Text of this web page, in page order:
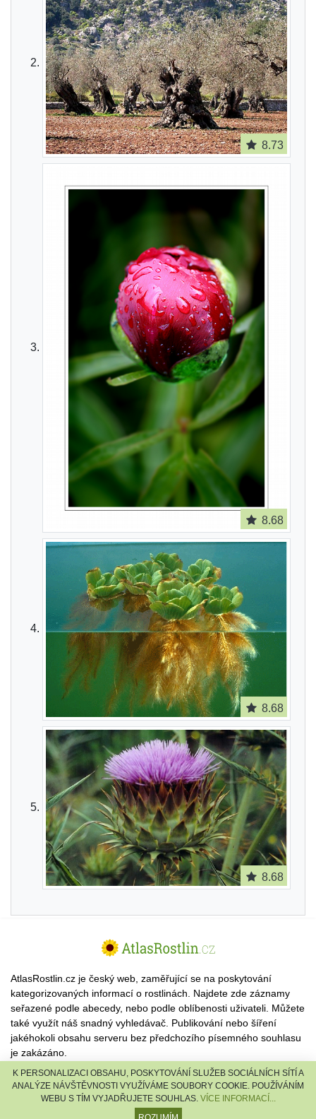
8.73
8.68
8.68
8.68
AtlasRostlin.cz je český web, zaměřující se na poskytování
kategorizovaných informací o rostlinách. Najdete zde záznamy
seřazené podle abecedy, nebo podle oblíbenosti uživateli. Můžete
také využít náš snadný vyhledávač. Publikování nebo šíření
jakéhokoli obsahu serveru bez předchozího písemného souhlasu
je zakázáno.
© 2026 AtlasRostlin.cz |TISCALI MEDIA, a.s.|Člen skupiny
DIGNITY, s.r.o.
K PERSONALIZACI OBSAHU, POSKYTOVÁNÍ SLUŽEB SOCIÁLNÍCH SÍTÍ A
ANALÝZE NÁVŠTĚVNOSTI VYUŽÍVÁME SOUBORY COOKIE. POUŽÍVÁNÍM
WEBU S TÍM VYJADŘUJETE SOUHLAS. VÍCE INFORMACÍ...